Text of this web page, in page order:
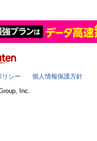
リシー
個人情報保護方針
Inc.